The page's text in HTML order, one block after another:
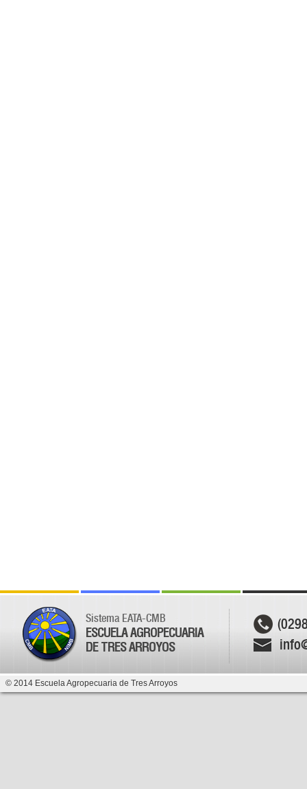
Sistema EATA-CMB
ESCUELA AGROPECUARIA
DE TRES ARROYOS
© 2014 Escuela Agropecuaria de Tres Arroyos